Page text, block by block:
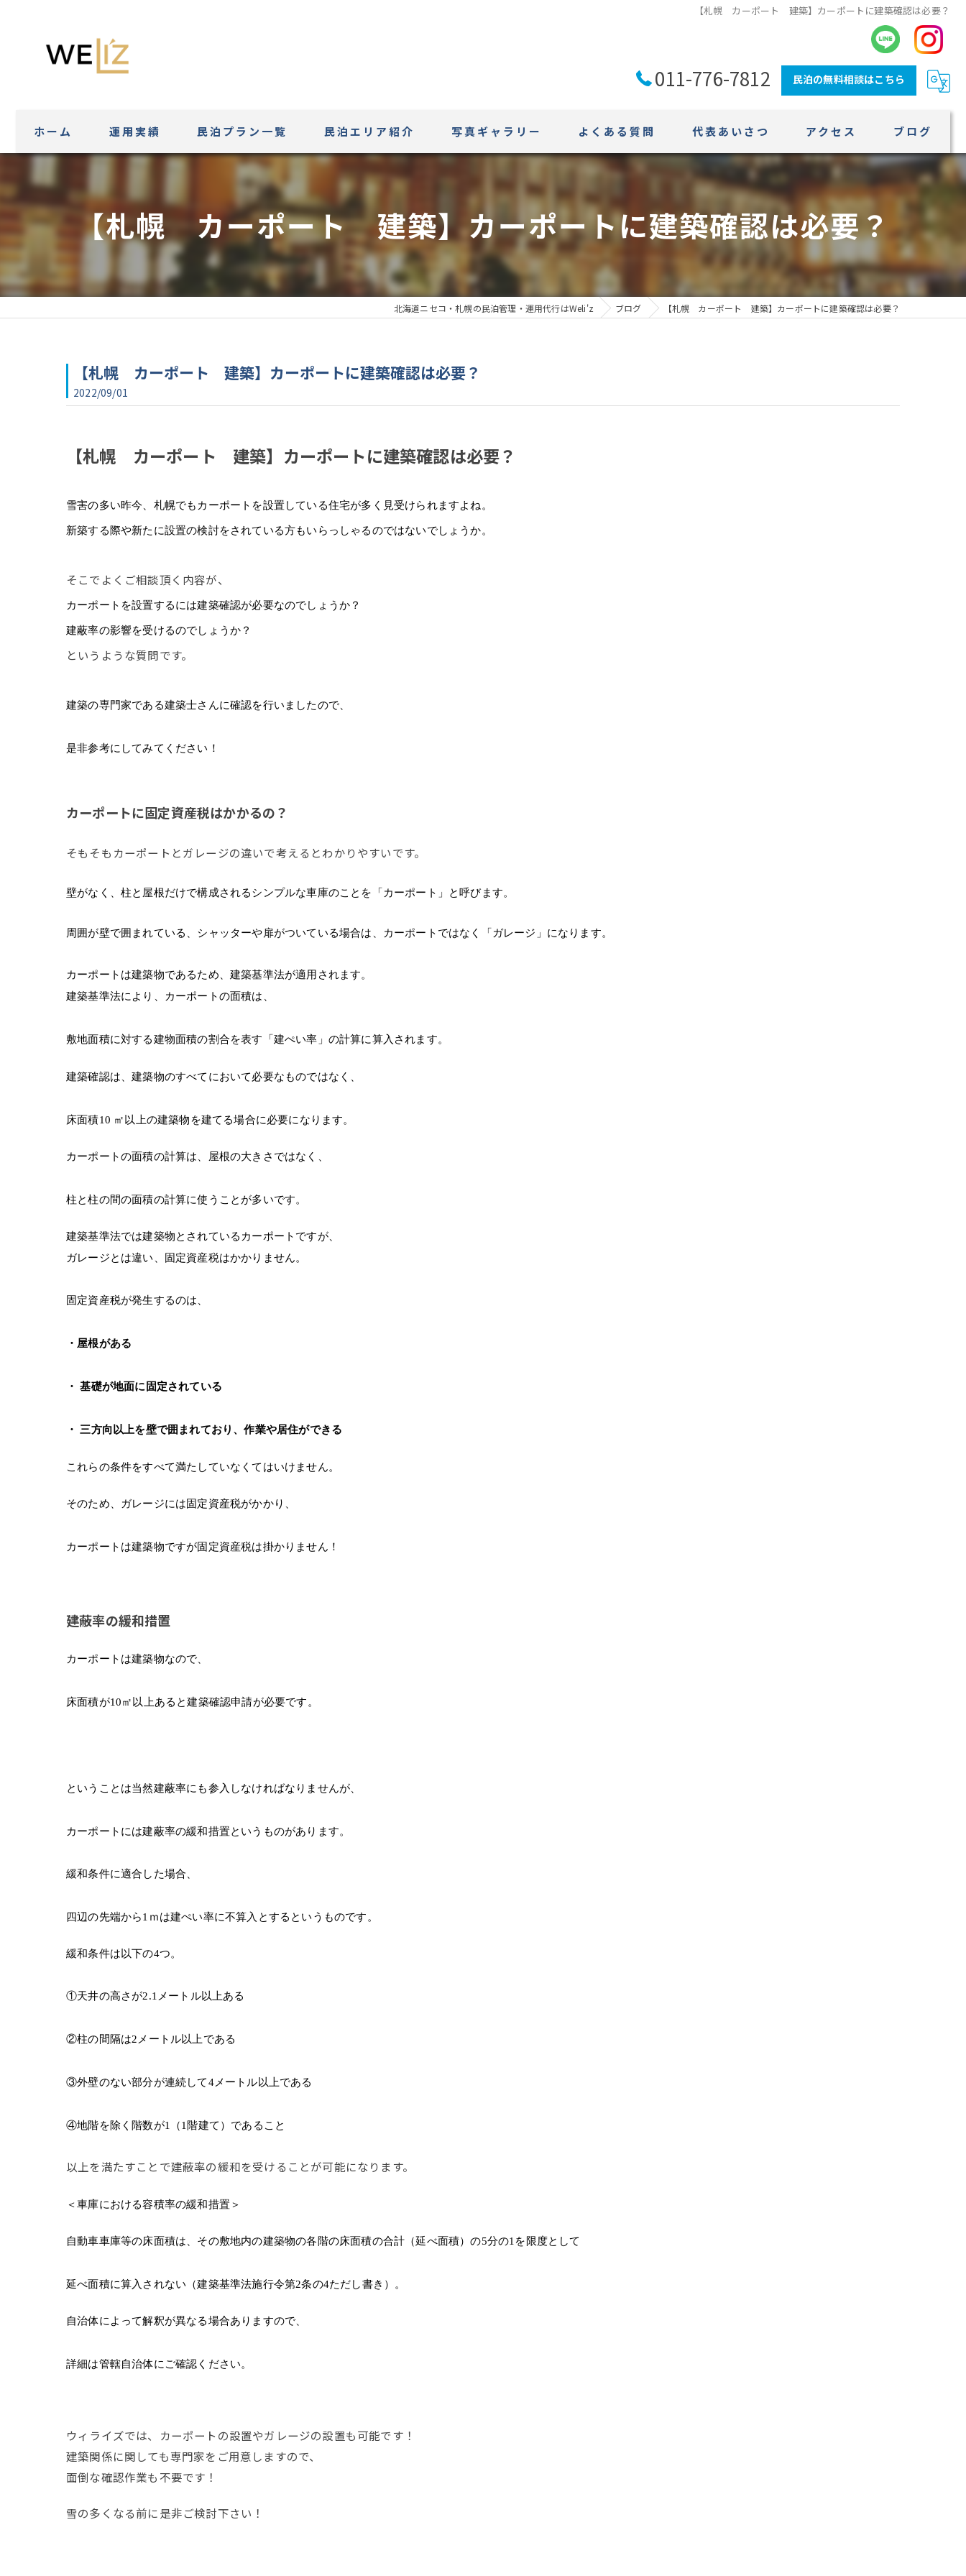
【札幌 カーポート 建築】カーポートに建築確認は必要？
011-776-7812 民泊の無料相談はこちら
ホーム 運用実績 民泊プラン一覧 民泊エリア紹介
ニセコエリア
札幌エリアの特性
写真ギャラリー よくある質問 代表あいさつ アクセス ブログ
【札幌 カーポート 建築】カーポートに建築確認は必要？
北海道ニセコ・札幌の民泊管理・運用代行はWeli'z ブログ 【札幌 カーポート 建築】カーポートに建築確認は必要？
【札幌 カーポート 建築】カーポートに建築確認は必要？
2022/09/01
【札幌 カーポート 建築】カーポートに建築確認は必要？
雪害の多い昨今、札幌でもカーポートを設置している住宅が多く見受けられますよね。
新築する際や新たに設置の検討をされている方もいらっしゃるのではないでしょうか。
そこでよくご相談頂く内容が、
カーポートを設置するには建築確認が必要なのでしょうか？
建蔽率の影響を受けるのでしょうか？
というような質問です。
建築の専門家である建築士さんに確認を行いましたので、
是非参考にしてみてください！
カーポートに固定資産税はかかるの？
そもそもカーポートとガレージの違いで考えるとわかりやすいです。
壁がなく、柱と屋根だけで構成されるシンプルな車庫のことを「カーポート」と呼びます。
周囲が壁で囲まれている、シャッターや扉がついている場合は、カーポートではなく「ガレージ」になります。
カーポートは建築物であるため、建築基準法が適用されます。
建築基準法により、カーポートの面積は、
敷地面積に対する建物面積の割合を表す「建ぺい率」の計算に算入されます。
建築確認は、建築物のすべてにおいて必要なものではなく、
床面積10 ㎡以上の建築物を建てる場合に必要になります。
カーポートの面積の計算は、屋根の大きさではなく、
柱と柱の間の面積の計算に使うことが多いです。
建築基準法では建築物とされているカーポートですが、
ガレージとは違い、固定資産税はかかりません。
固定資産税が発生するのは、
・屋根がある
・ 基礎が地面に固定されている
・ 三方向以上を壁で囲まれており、作業や居住ができる
これらの条件をすべて満たしていなくてはいけません。
そのため、ガレージには固定資産税がかかり、
カーポートは建築物ですが固定資産税は掛かりません！
建蔽率の緩和措置
カーポートは建築物なので、
床面積が10㎡以上あると建築確認申請が必要です。
ということは当然建蔽率にも参入しなければなりませんが、
カーポートには建蔽率の緩和措置というものがあります。
緩和条件に適合した場合、
四辺の先端から1ｍは建ぺい率に不算入とするというものです。
緩和条件は以下の4つ。
①天井の高さが2.1メートル以上ある
②柱の間隔は2メートル以上である
③外壁のない部分が連続して4メートル以上である
④地階を除く階数が1（1階建て）であること
以上を満たすことで建蔽率の緩和を受けることが可能になります。
＜車庫における容積率の緩和措置＞
自動車車庫等の床面積は、その敷地内の建築物の各階の床面積の合計（延べ面積）の5分の1を限度として
延べ面積に算入されない（建築基準法施行令第2条の4ただし書き）。
自治体によって解釈が異なる場合ありますので、
詳細は管轄自治体にご確認ください。
ウィライズでは、カーポートの設置やガレージの設置も可能です！
建築関係に関しても専門家をご用意しますので、
面倒な確認作業も不要です！
雪の多くなる前に是非ご検討下さい！